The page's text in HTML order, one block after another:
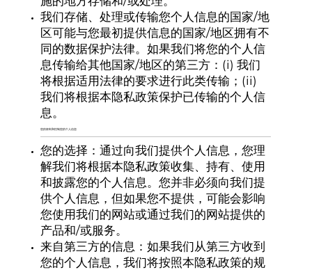
我们存储、处理或传输您个人信息的国家/地
区可能与您最初提供信息的国家/地区拥有不
同的数据保护法律。如果我们将您的个人信
息传输给其他国家/地区的第三方：(i) 我们
将根据适用法律的要求进行此类传输；(ii)
我们将根据本隐私政策保护已传输的个人信
息。
您的权利和控制您的个人信息
您的选择：通过向我们提供个人信息，您理
解我们将根据本隐私政策收集、持有、使用
和披露您的个人信息。您并非必须向我们提
供个人信息，但如果您不提供，可能会影响
您使用我们的网站或通过我们的网站提供的
产品和/或服务。
来自第三方的信息：如果我们从第三方收到
您的个人信息，我们将按照本隐私政策的规